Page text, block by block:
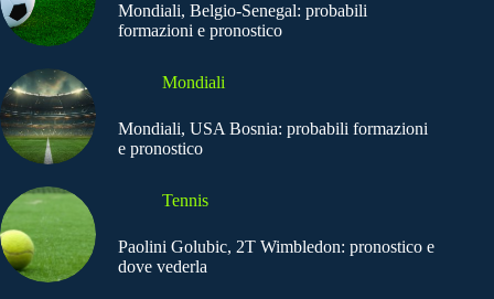
Mondiali, Belgio-Senegal: probabili
formazioni e pronostico
Mondiali
Mondiali, USA Bosnia: probabili formazioni
e pronostico
Tennis
Paolini Golubic, 2T Wimbledon: pronostico e
dove vederla